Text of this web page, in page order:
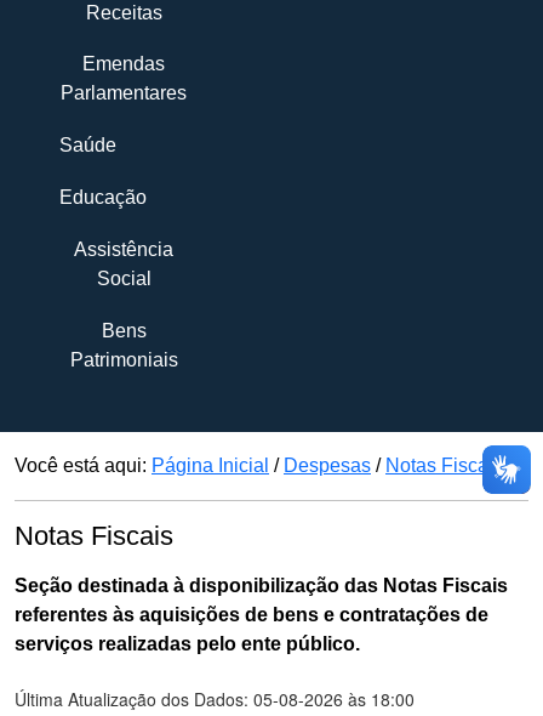
Receitas
Emendas
Parlamentares
Saúde
Educação
Assistência
Social
Bens
Patrimoniais
Você está aqui: Página Inicial / Despesas / Notas Fiscais
Notas Fiscais
Seção destinada à disponibilização das Notas Fiscais
referentes às aquisições de bens e contratações de
serviços realizadas pelo ente público.